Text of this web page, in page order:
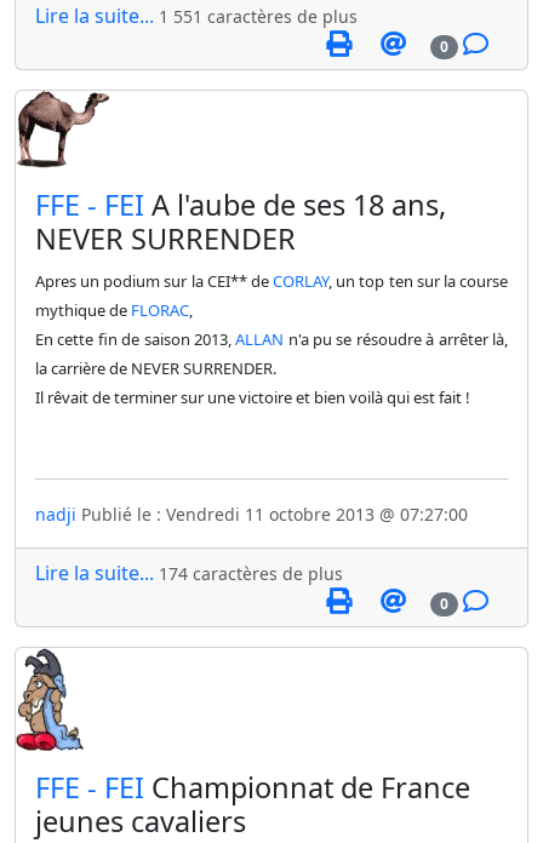
Lire la suite... 1 551 caractères de plus
0
​FFE - FEI A l'aube de ses 18 ans,
NEVER SURRENDER
Apres un podium sur la CEI** deCORLAY, un top ten sur la course
mythique de FLORAC,
En cette fin de saison 2013,ALLAN n'a pu se résoudre à arrêter là,
la carrière de NEVER SURRENDER.
Il rêvait de terminer sur une victoire et bien voilà qui est fait !
nadji Publié le : Vendredi 11 octobre 2013 @ 07:27:00
Lire la suite... 174 caractères de plus
0
​FFE - FEI Championnat de France
jeunes cavaliers